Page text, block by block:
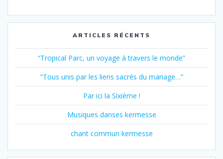
ARTICLES RÉCENTS
“Tropical Parc, un voyage à travers le monde”
“Tous unis par les liens sacrés du mariage…”
Par ici la Sixième !
Musiques danses kermesse
chant commun kermesse